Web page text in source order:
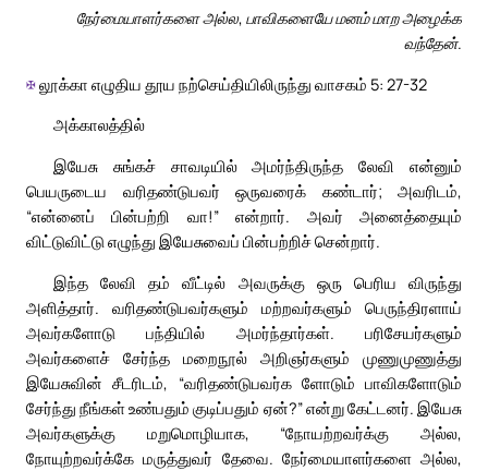
நேர்மையாளர்களை அல்ல, பாவிகளையே மனம் மாற அழைக்க
வந்தேன்.
✠லூக்கா எழுதிய தூய நற்செய்தியிலிருந்து வாசகம் 5: 27-32
அக்காலத்தில்
இயேசு சுங்கச் சாவடியில் அமர்ந்திருந்த லேவி என்னும்
பெயருடைய வரிதண்டுபவர் ஒருவரைக் கண்டார்; அவரிடம்,
“என்னைப் பின்பற்றி வா!” என்றார். அவர் அனைத்தையும்
விட்டுவிட்டு எழுந்து இயேசுவைப் பின்பற்றிச் சென்றார்.
இந்த லேவி தம் வீட்டில் அவருக்கு ஒரு பெரிய விருந்து
அளித்தார். வரிதண்டுபவர்களும் மற்றவர்களும் பெருந்திரளாய்
அவர்களோடு பந்தியில் அமர்ந்தார்கள். பரிசேயர்களும்
அவர்களைச் சேர்ந்த மறைநூல் அறிஞர்களும் முணுமுணுத்து
இயேசுவின் சீடரிடம், “வரிதண்டுபவர்க ளோடும் பாவிகளோடும்
சேர்ந்து நீங்கள் உண்பதும் குடிப்பதும் ஏன்?” என்று கேட்டனர். இயேசு
அவர்களுக்கு மறுமொழியாக, “நோயற்றவர்க்கு அல்ல,
நோயுற்றவர்க்கே மருத்துவர் தேவை. நேர்மையாளர்களை அல்ல,